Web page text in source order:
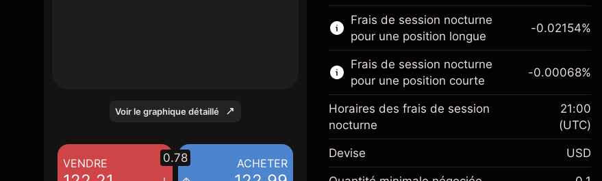
Voir le graphique détaillé
VENDRE ACHETER
0.78
Ce marché financier est disponible pour le
trading de CFD.
En savoir plus sur :
CFD
Frais de session nocturne
pour une position longue
Marge. Votre
investissement
$1,000.00
-0.02154%
Frais de session nocturne
pour une position courte
-0.00068%
Horaires des frais de session
nocturne
21:00
(UTC)
Devise USD